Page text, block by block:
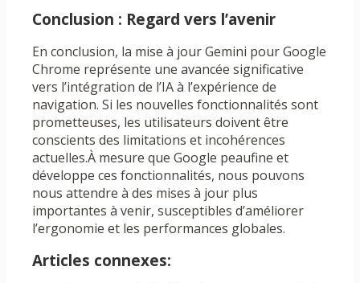
Conclusion : Regard vers l’avenir
En conclusion, la mise à jour Gemini pour Google
Chrome représente une avancée significative
vers l’intégration de l’IA à l’expérience de
navigation. Si les nouvelles fonctionnalités sont
prometteuses, les utilisateurs doivent être
conscients des limitations et incohérences
actuelles.À mesure que Google peaufine et
développe ces fonctionnalités, nous pouvons
nous attendre à des mises à jour plus
importantes à venir, susceptibles d’améliorer
l’ergonomie et les performances globales.
Articles connexes: